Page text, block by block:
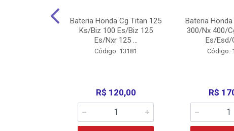
Bateria Honda Cg Titan 125
Ks/Biz 100 Es/Biz 125
Es/Nxr 125 ...
Código: 13181
R$ 120,00
Bateria
300/Nx 400/
Es/Esd/
Código:
R$